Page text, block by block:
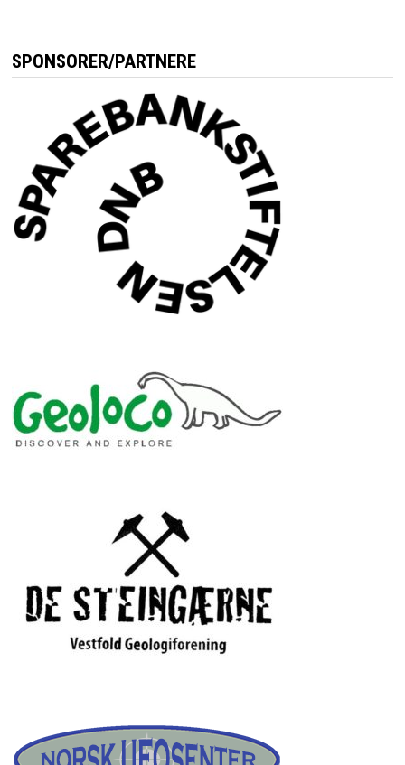
SPONSORER/PARTNERE